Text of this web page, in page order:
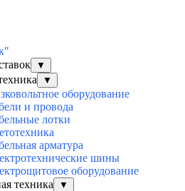
▼
▼
оборудование
и провода
лотки
арматура
шины
оборудование
техника
▼